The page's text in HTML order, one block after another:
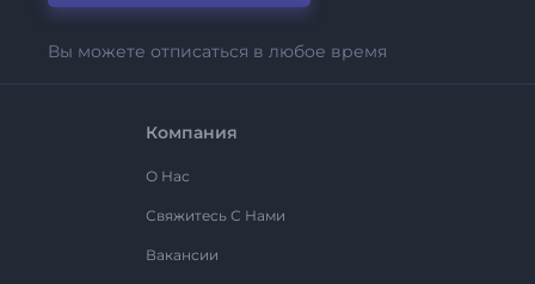
Вы можете отписаться в любое время
Компания
О Нас
Свяжитесь С Нами
Вакансии